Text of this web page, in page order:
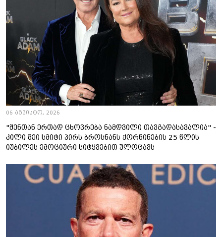
06 აგვისტო, 2026
"შენთან ერთად ცხოვრება ნამდვილი თავგადასავალია" -
კილი შეი სმიტი პირს ბროსნანს ქორწინების 25 წლის
იუბილეს ემოციური სიტყვებით ულოცავს